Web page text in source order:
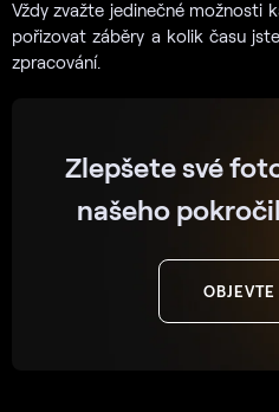
Vždy zvažte jedinečné možnosti
pořizovat záběry a kolik času
zpracování.
Zlepšete své
našeho